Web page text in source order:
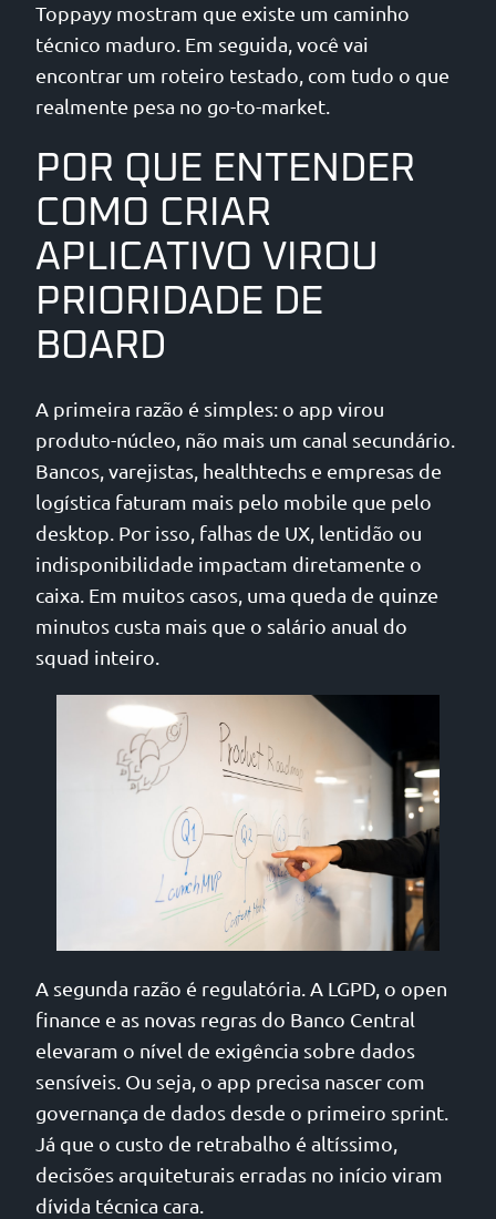
Toppayy mostram que existe um caminho
técnico maduro. Em seguida, você vai
encontrar um roteiro testado, com tudo o que
realmente pesa no go-to-market.
POR QUE ENTENDER
COMO CRIAR
APLICATIVO VIROU
PRIORIDADE DE
BOARD
A primeira razão é simples: o app virou
produto-núcleo, não mais um canal secundário.
Bancos, varejistas, healthtechs e empresas de
logística faturam mais pelo mobile que pelo
desktop. Por isso, falhas de UX, lentidão ou
indisponibilidade impactam diretamente o
caixa. Em muitos casos, uma queda de quinze
minutos custa mais que o salário anual do
squad inteiro.
A segunda razão é regulatória. A LGPD, o open
finance e as novas regras do Banco Central
elevaram o nível de exigência sobre dados
sensíveis. Ou seja, o app precisa nascer com
governança de dados desde o primeiro sprint.
Já que o custo de retrabalho é altíssimo,
decisões arquiteturais erradas no início viram
dívida técnica cara.